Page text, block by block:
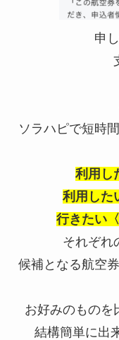
申
ソラハピで短時
利用し
利用した
行きたい
それぞれ
候補となる航空
お好みのものを
結構簡単に出